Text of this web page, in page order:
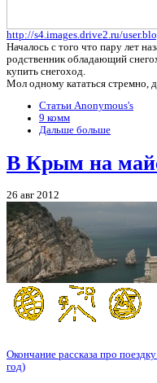
http://s4.images.drive2.ru/
Началось с того что пару лет
родственник обладающий
купить снегоход.
Мол одному кататься стремно,
Статьи Anonymous's
9 комм
Дальше больше
В Крым на
26 авг 2012
Окончание рассказа про
год)